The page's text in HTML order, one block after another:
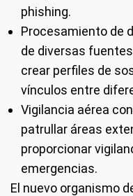
phishing.
Procesamiento de
de diversas
crear perfiles de
vínculos entre
Vigilancia aérea
patrullar áreas
proporcionar
emergencias.
El nuevo organismo